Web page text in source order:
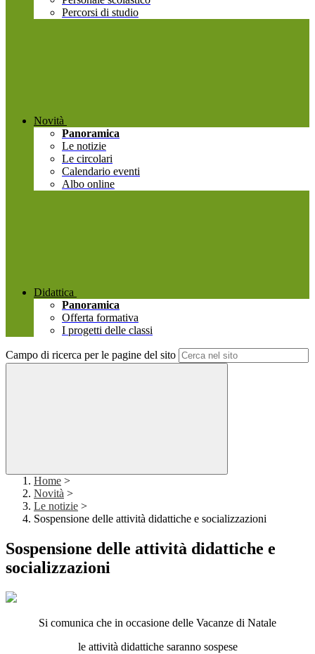
Percorsi di studio
Novità
Panoramica
Le notizie
Le circolari
Calendario eventi
Albo online
Didattica
Panoramica
Offerta formativa
I progetti delle classi
Campo di ricerca per le pagine del sito
Home >
Novità >
Le notizie >
Sospensione delle attività didattiche e socializzazioni
Sospensione delle attività didattiche e
socializzazioni
Si comunica che in occasione delle Vacanze di Natale
le attività didattiche saranno sospese